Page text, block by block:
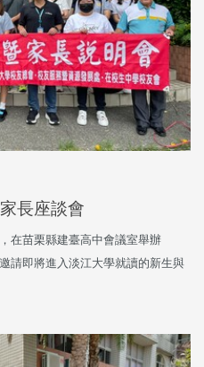
長座談會
在苗栗縣建臺高中會議室舉辦
請即將進入淡江大學就讀的新生與